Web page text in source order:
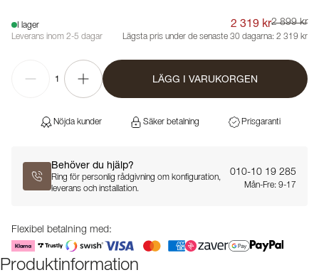
I lager
Leverans inom 2-5 dagar
2 319 kr2 899 kr
Lägsta pris under de senaste 30 dagarna: 2 319 kr
1 LÄGG I VARUKORGEN
Nöjda kunder Säker betalning Prisgaranti
Behöver du hjälp?
Ring för personlig rådgivning om konfiguration,
leverans och installation.
010-10 19 285
Mån-Fre: 9-17
Flexibel betalning med:
Produktinformation